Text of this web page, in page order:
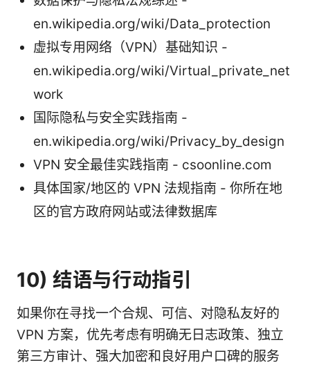
en.wikipedia.org/wiki/Data_protection
虚拟专用网络（VPN）基础知识 -
en.wikipedia.org/wiki/Virtual_private_net
work
国际隐私与安全实践指南 -
en.wikipedia.org/wiki/Privacy_by_design
VPN 安全最佳实践指南 - csoonline.com
具体国家/地区的 VPN 法规指南 - 你所在地
区的官方政府网站或法律数据库
10) 结语与行动指引
如果你在寻找一个合规、可信、对隐私友好的
VPN 方案，优先考虑有明确无日志政策、独立
第三方审计、强大加密和良好用户口碑的服务